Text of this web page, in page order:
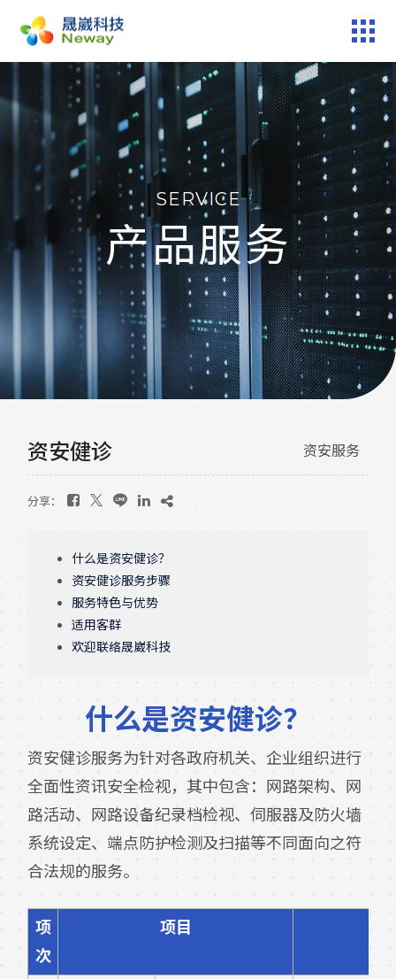
SERVICE
产品服务
资安健诊 资安服务
分享：
什么是资安健诊？
资安健诊服务步骤
服务特色与优势
适用客群
欢迎联络晟崴科技
什么是资安健诊？
资安健诊服务为针对各政府机关、企业组织进行
全面性资讯安全检视，其中包含：网路架构、网
路活动、网路设备纪录档检视、伺服器及防火墙
系统设定、端点防护检测及扫描等不同面向之符
合法规的服务。
项
次
项目
产品服务
技术专区
新闻中心
关于晟崴
技术报修